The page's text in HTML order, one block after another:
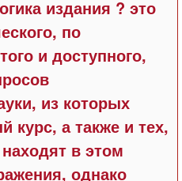
издания ? это
по
и доступного,
из которых
курс, а также и тех,
в этом
однако